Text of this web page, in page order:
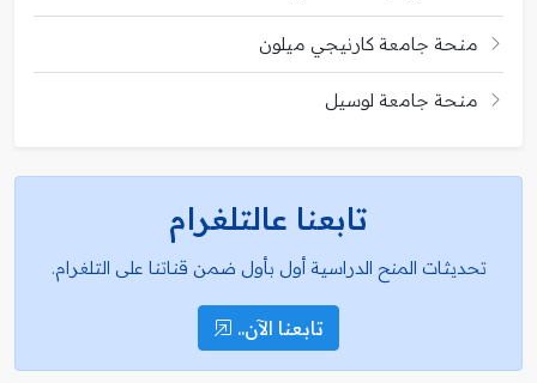
منحة جامعة كارنيجي ميلون
منحة جامعة لوسيل
تابعنا عالتلغرام
تحديثات المنح الدراسية أول بأول ضمن قناتنا على التلغرام.
تابعنا الآن..